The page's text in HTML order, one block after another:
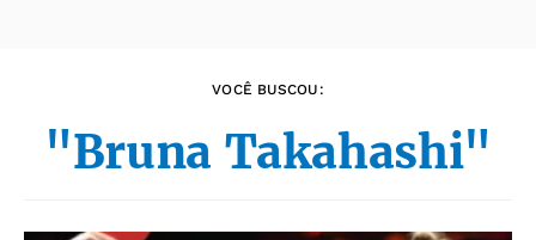
VOCÊ BUSCOU:
"Bruna Takahashi"